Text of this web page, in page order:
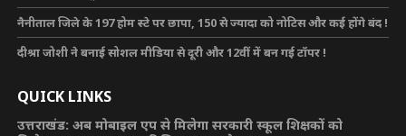
नैनीताल जिले के 197 होम स्टे पर छापा, 150 से ज्यादा को नोटिस और कई होंगे बंद !
दीश्रा जोशी ने बनाई सोशल मीडिया से दूरी और 12वीं में बन गई टॉपर !
QUICK LINKS
उत्तराखंड: अब मोबाइल एप से मिलेगा सरकारी स्कूल शिक्षकों को